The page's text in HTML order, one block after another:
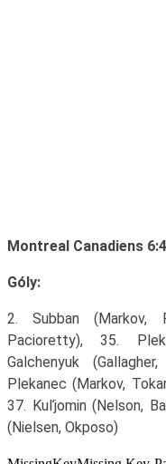
Montreal Canadiens
Góly:
2. Subban (Markov,
Pacioretty), 35.
Galchenyuk
Plekanec (Markov,
37. Kuľjomin (Nelson,
(Nielsen, Okposo)